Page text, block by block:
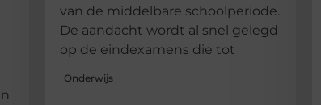
van de middelbare schoolperiode.
De aandacht wordt al snel gelegd
op de eindexamens die tot
Onderwijs